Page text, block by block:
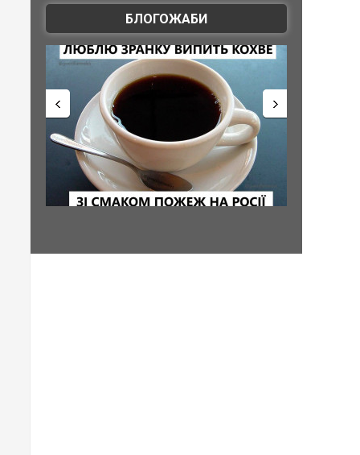
БЛОГОЖАБИ